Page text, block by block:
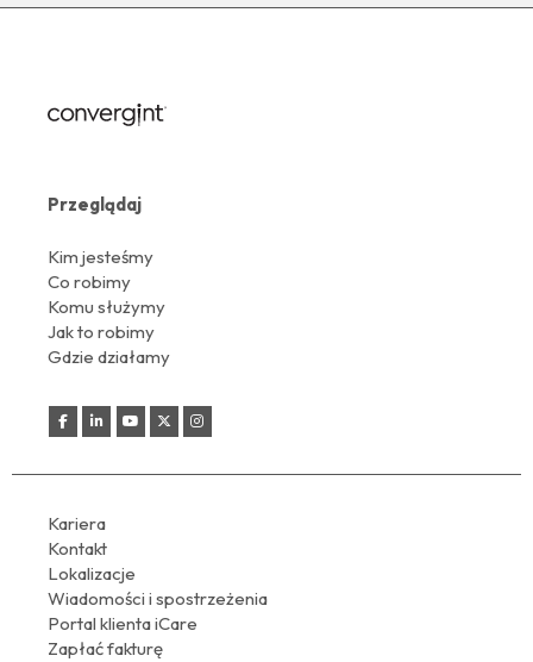
Przeglądaj
Kim jesteśmy
Co robimy
Komu służymy
Jak to robimy
Gdzie działamy
Kariera
Kontakt
Lokalizacje
Wiadomości i spostrzeżenia
Portal klienta iCare
Zapłać fakturę